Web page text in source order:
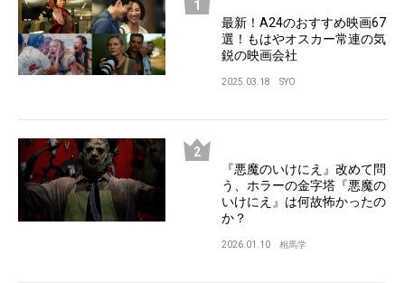
最新！A24のおすすめ映画67
選！もはやオスカー常連の気
鋭の映画会社
2025.03.18 SYO
『悪魔のいけにえ』改めて問
う、ホラーの金字塔『悪魔の
いけにえ』は何故怖かったの
か？
2026.01.10 相馬学